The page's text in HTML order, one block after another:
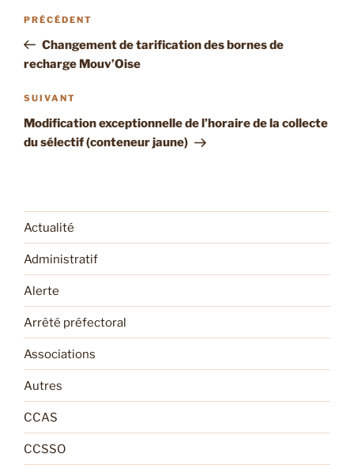
Navigation
l’article
Article
précédent
PRÉCÉDENT
Changement de tarification des bornes de
recharge Mouv’Oise
Article
suivant
SUIVANT
Modification exceptionnelle de l’horaire de la collecte
du sélectif (conteneur jaune)
Actualité
Administratif
Alerte
Arrêté préfectoral
Associations
Autres
CCAS
CCSSO